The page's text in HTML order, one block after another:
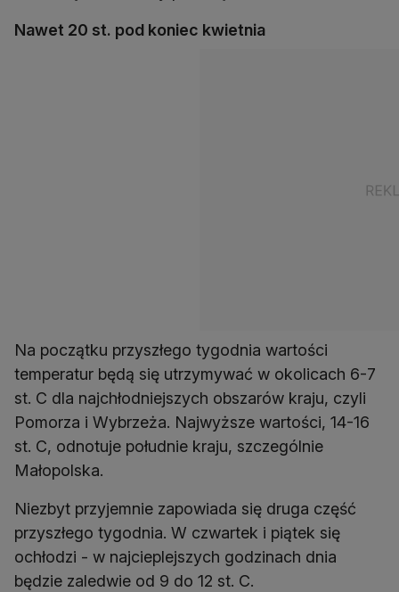
Nawet 20 st. pod koniec kwietnia
Na początku przyszłego tygodnia wartości
temperatur będą się utrzymywać w okolicach 6-7
st. C dla najchłodniejszych obszarów kraju, czyli
Pomorza i Wybrzeża. Najwyższe wartości, 14-16
st. C, odnotuje południe kraju, szczególnie
Małopolska.
Niezbyt przyjemnie zapowiada się druga część
przyszłego tygodnia. W czwartek i piątek się
ochłodzi - w najcieplejszych godzinach dnia
będzie zaledwie od 9 do 12 st. C.